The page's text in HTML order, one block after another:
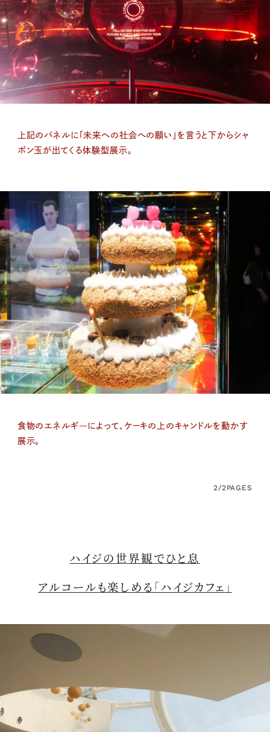
上記のパネルに「未来への社会への願い」を言うと下からシャ
ボン玉が出てくる体験型展示。
食物のエネルギ―によって、ケーキの上のキャンドルを動かす
展示。
2/2 PAGES
ハイジの世界観でひと息
アルコールも楽しめる 「ハイジカフェ」